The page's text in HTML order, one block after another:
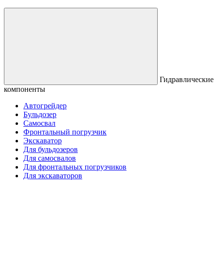
Гидравлические
компоненты
Автогрейдер
Бульдозер
Самосвал
Фронтальный погрузчик
Экскаватор
Для бульдозеров
Для самосвалов
Для фронтальных погрузчиков
Для экскаваторов